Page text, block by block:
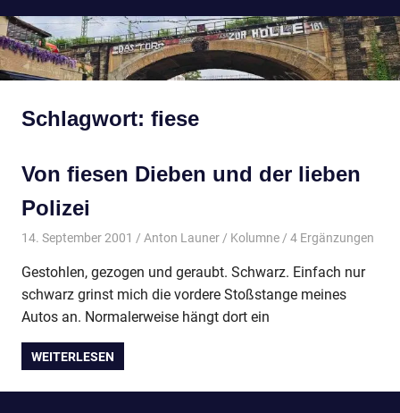
Schlagwort: fiese
Von fiesen Dieben und der lieben
Polizei
14. September 2001 Anton Launer Kolumne/ 4 Ergänzungen
Gestohlen, gezogen und geraubt. Schwarz. Einfach nur
schwarz grinst mich die vordere Stoßstange meines
Autos an. Normalerweise hängt dort ein
WEITERLESEN